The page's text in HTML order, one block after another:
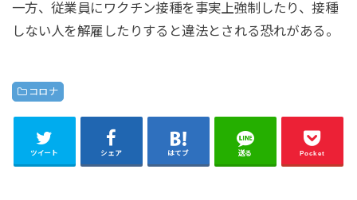
一方、従業員にワクチン接種を事実上強制したり、接種
しない人を解雇したりすると違法とされる恐れがある。
コロナ
ツイート シェア はてブ 送る Pocket